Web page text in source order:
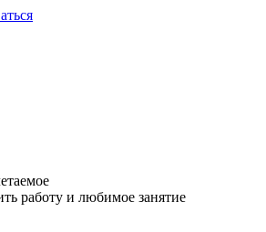
работу и любимое занятие